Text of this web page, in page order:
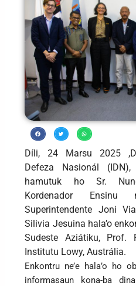
Díli, 24 Marsu 2025
Defeza Nasionál
hamutuk ho Sr.
Kordenador
Superintendente Joni
Silivia Jesuina hala’o
Sudeste Aziátiku, Prof.
Institutu Lowy, Austrália.
Enkontru ne’e hala’o ho
informasaun kona-ba